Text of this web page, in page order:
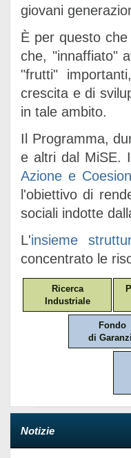
giovani
È per questo
che, "innaffiato"
"frutti"
crescita e di
in tale ambito.
Il Programma,
e altri dal MiSE.
Azione e
l'obiettivo di
sociali indotte
L'insieme
concentrato le
Ricerca
Industriale
Fondo
di
Notizie